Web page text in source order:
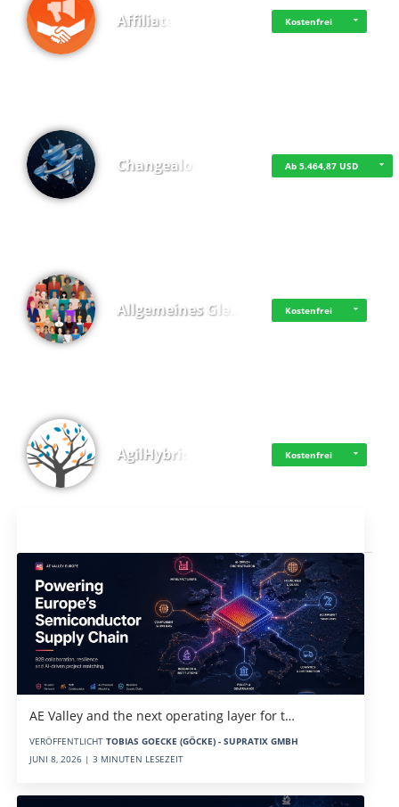
Affiliate Kostenfrei
Changealot Ab 5.464,87 USD
Allgemeines Gle… Kostenfrei
AgilHybrid Kostenfrei
AE Valley and the next operating layer for t…
VERÖFFENTLICHT TOBIAS GOECKE (GÖCKE) - SUPRATIX GMBH
JUNI 8, 2026 | 3 MINUTEN LESEZEIT